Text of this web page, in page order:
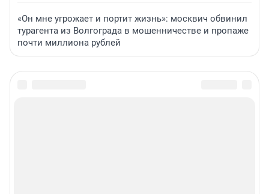
«Он мне угрожает и портит жизнь»: москвич обвинил
турагента из Волгограда в мошенничестве и пропаже
почти миллиона рублей